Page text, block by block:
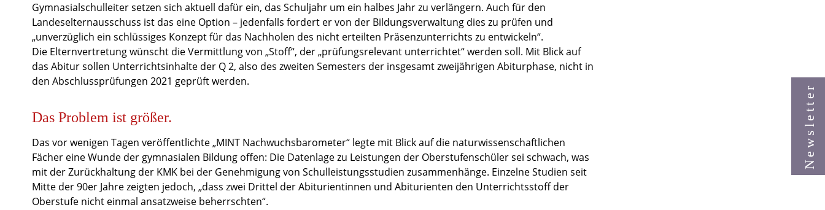
Gymnasialschulleiter setzen sich aktuell dafür ein, das Schuljahr um ein halbes Jahr zu verlängern. Auch für den
Landeselternausschuss ist das eine Option – jedenfalls fordert er von der Bildungsverwaltung dies zu prüfen und
„unverzüglich ein schlüssiges Konzept für das Nachholen des nicht erteilten Präsenzunterrichts zu entwickeln“.
Die Elternvertretung wünscht die Vermittlung von „Stoff“, der „prüfungsrelevant unterrichtet“ werden soll. Mit Blick auf
das Abitur sollen Unterrichtsinhalte der Q 2, also des zweiten Semesters der insgesamt zweijährigen Abiturphase, nicht in
den Abschlussprüfungen 2021 geprüft werden.
Das Problem ist größer.
Das vor wenigen Tagen veröffentlichte „MINT Nachwuchsbarometer“ legte mit Blick auf die naturwissenschaftlichen
Fächer eine Wunde der gymnasialen Bildung offen: Die Datenlage zu Leistungen der Oberstufenschüler sei schwach, was
mit der Zurückhaltung der KMK bei der Genehmigung von Schulleistungsstudien zusammenhänge. Einzelne Studien seit
Mitte der 90er Jahre zeigten jedoch, „dass zwei Drittel der Abiturientinnen und Abiturienten den Unterrichtsstoff der
Oberstufe nicht einmal ansatzweise beherrschten“.
Newsletter